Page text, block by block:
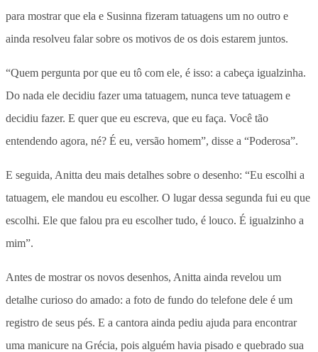
para mostrar que ela e Susinna fizeram tatuagens um no outro e
ainda resolveu falar sobre os motivos de os dois estarem juntos.
“Quem pergunta por que eu tô com ele, é isso: a cabeça igualzinha.
Do nada ele decidiu fazer uma tatuagem, nunca teve tatuagem e
decidiu fazer. E quer que eu escreva, que eu faça. Você tão
entendendo agora, né? É eu, versão homem”, disse a “Poderosa”.
E seguida, Anitta deu mais detalhes sobre o desenho: “Eu escolhi a
tatuagem, ele mandou eu escolher. O lugar dessa segunda fui eu que
escolhi. Ele que falou pra eu escolher tudo, é louco. É igualzinho a
mim”.
Antes de mostrar os novos desenhos, Anitta ainda revelou um
detalhe curioso do amado: a foto de fundo do telefone dele é um
registro de seus pés. E a cantora ainda pediu ajuda para encontrar
uma manicure na Grécia, pois alguém havia pisado e quebrado sua